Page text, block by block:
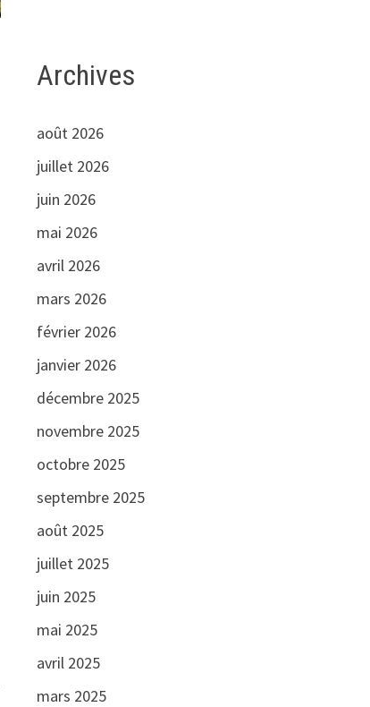
Archives
août 2026
juillet 2026
juin 2026
mai 2026
avril 2026
mars 2026
février 2026
janvier 2026
décembre 2025
novembre 2025
octobre 2025
septembre 2025
août 2025
juillet 2025
juin 2025
mai 2025
avril 2025
mars 2025